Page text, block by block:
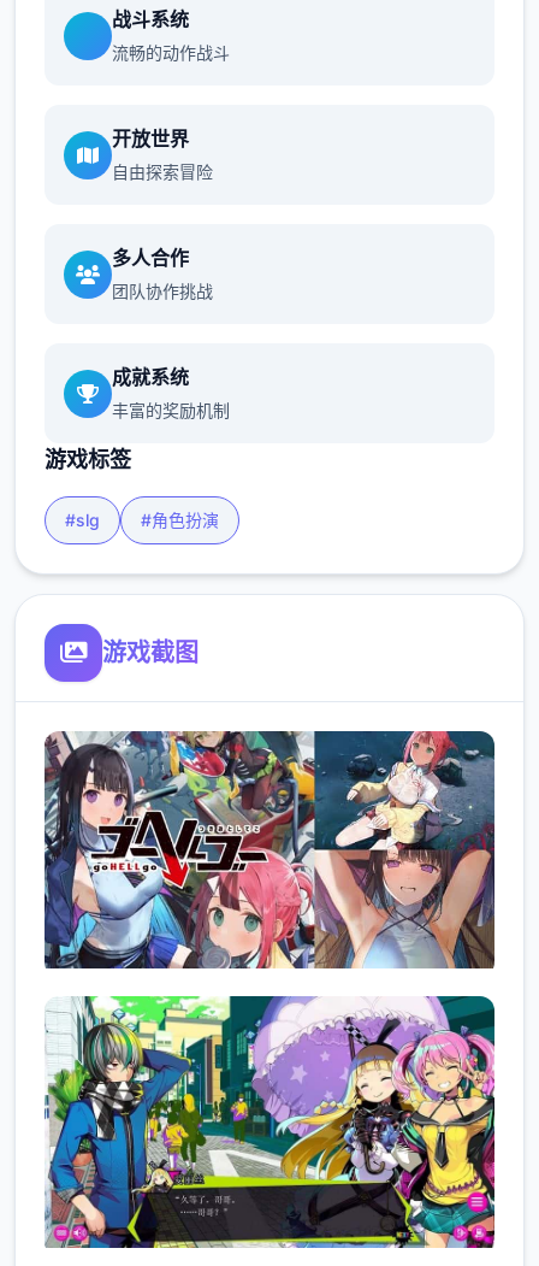
战斗系统
流畅的动作战斗
开放世界
自由探索冒险
多人合作
团队协作挑战
成就系统
丰富的奖励机制
游戏标签
#slg #角色扮演
游戏截图